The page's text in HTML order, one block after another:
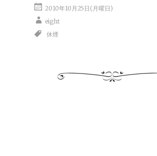
2010年10月25日(月曜日)
eight
休煙